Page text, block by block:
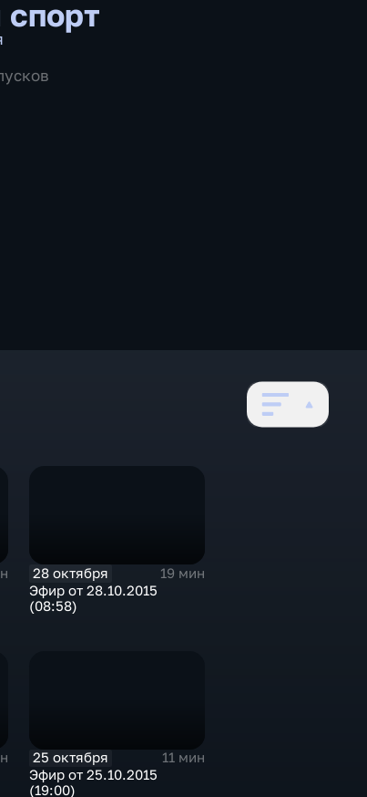
28 октября
19 мин
Эфир от 28.10.2015
(08:58)
25 октября
11 мин
Эфир от 25.10.2015
(19:00)